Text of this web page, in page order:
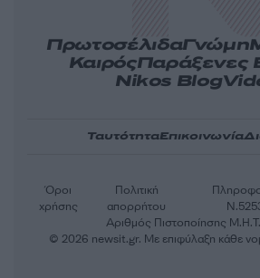
ΠρωτοσέλιδαΓνώμη
ΚαιρόςΠαράξενες
Nikos Blog
ΤαυτότηταΕπικοινωνία
Αριθμός Πιστοποίησης
Όροι
χρήσης
Πολιτική
απορρήτου
© 2026 newsit.gr. Με επιφύλαξη κάθε